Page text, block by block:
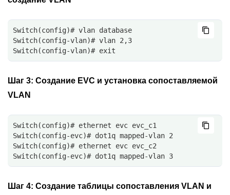
Switch(config)# vlan database
Switch(config-vlan)# vlan 2,3
Switch(config-vlan)# exit
Шаг 3: Создание EVC и установка сопоставляемой
VLAN
Switch(config)# ethernet evc evc_c1
Switch(config-evc)# dot1q mapped-vlan 2
Switch(config)# ethernet evc evc_c2
Switch(config-evc)# dot1q mapped-vlan 3
Шаг 4: Создание таблицы сопоставления VLAN и